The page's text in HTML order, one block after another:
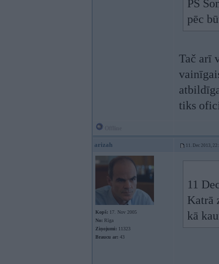
PS
pēc
Tač arī
tiks
arizah 11. Dec 2013,
Kopš: 17. Nov 2005
No: Rīga
Ziņojumi: 11323
Braucu ar: 43
11
Katrā
kā